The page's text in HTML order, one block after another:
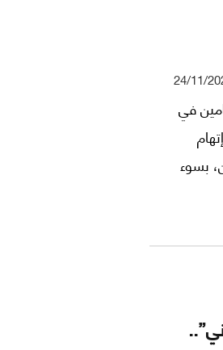
24/11/
في
من مجموعات 17 تشرين، بسوء